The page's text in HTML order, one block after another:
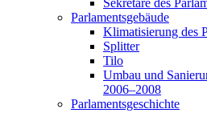
Sekretäre des
Parlamentsgebäude
Klimatisierung des
Splitter
Tilo
Umbau und
2006–2008
Parlamentsgeschichte